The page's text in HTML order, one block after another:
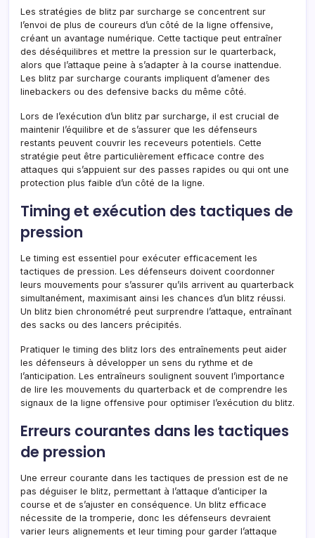
Les stratégies de blitz par surcharge se concentrent sur
l’envoi de plus de coureurs d’un côté de la ligne offensive,
créant un avantage numérique. Cette tactique peut entraîner
des déséquilibres et mettre la pression sur le quarterback,
alors que l’attaque peine à s’adapter à la course inattendue.
Les blitz par surcharge courants impliquent d’amener des
linebackers ou des defensive backs du même côté.
Lors de l’exécution d’un blitz par surcharge, il est crucial de
maintenir l’équilibre et de s’assurer que les défenseurs
restants peuvent couvrir les receveurs potentiels. Cette
stratégie peut être particulièrement efficace contre des
attaques qui s’appuient sur des passes rapides ou qui ont une
protection plus faible d’un côté de la ligne.
Timing et exécution des tactiques de
pression
Le timing est essentiel pour exécuter efficacement les
tactiques de pression. Les défenseurs doivent coordonner
leurs mouvements pour s’assurer qu’ils arrivent au quarterback
simultanément, maximisant ainsi les chances d’un blitz réussi.
Un blitz bien chronométré peut surprendre l’attaque, entraînant
des sacks ou des lancers précipités.
Pratiquer le timing des blitz lors des entraînements peut aider
les défenseurs à développer un sens du rythme et de
l’anticipation. Les entraîneurs soulignent souvent l’importance
de lire les mouvements du quarterback et de comprendre les
signaux de la ligne offensive pour optimiser l’exécution du blitz.
Erreurs courantes dans les tactiques
de pression
Une erreur courante dans les tactiques de pression est de ne
pas déguiser le blitz, permettant à l’attaque d’anticiper la
course et de s’ajuster en conséquence. Un blitz efficace
nécessite de la tromperie, donc les défenseurs devraient
varier leurs alignements et leur timing pour garder l’attaque